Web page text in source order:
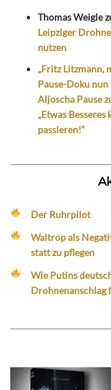
Thomas Weigle
Leipziger
nutzen
„Fritz Litzmann,
Pause-Doku
Aljoscha Pause
„Etwas
passieren!“
Der Ruhrpilot
Waltrop als
statt zu pflegen
Wie Putins
Drohnenanschlag